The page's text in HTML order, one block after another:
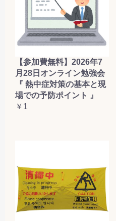
【参加費無料】2026年7
月28日オンライン勉強会
『 熱中症対策の基本と現
場での予防ポイント 』
￥1